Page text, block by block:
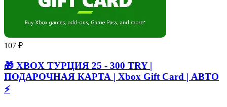
107 ₽
🎁 XBOX ТУРЦИЯ 25 - 300 TRY |
ПОДАРОЧНАЯ КАРТА | Xbox Gift Card | АВТО
⚡